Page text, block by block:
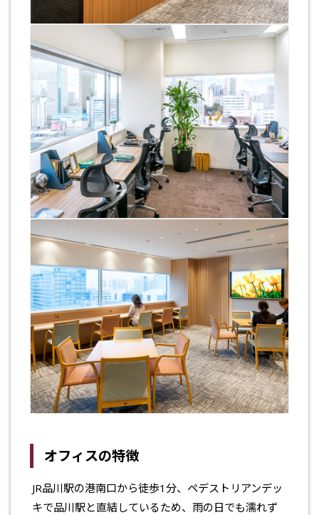
オフィスの特徴
JR品川駅の港南口から徒歩1分、ペデストリアンデッ
キで品川駅と直結しているため、雨の日でも濡れず